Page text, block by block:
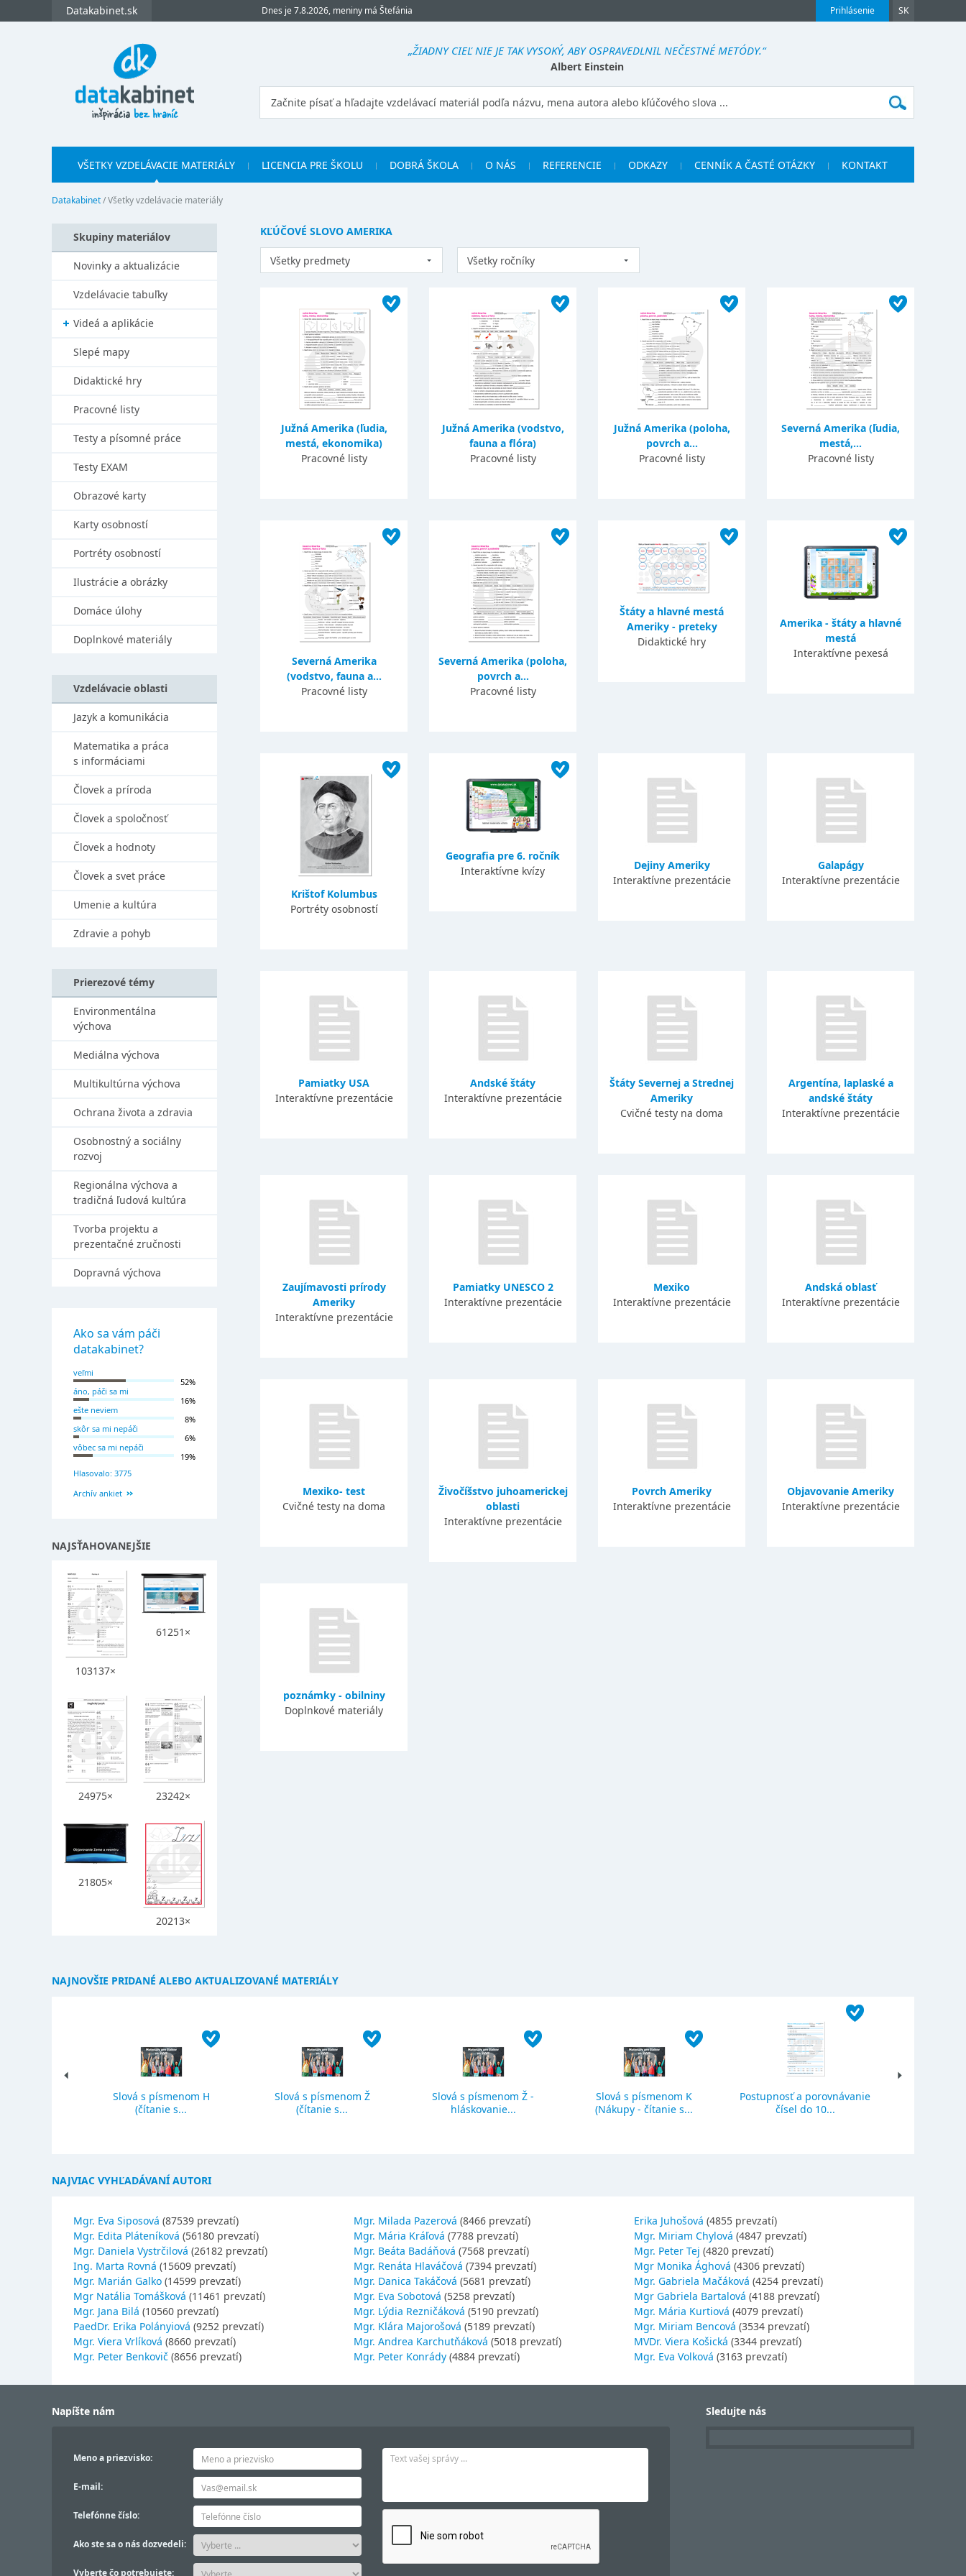
Prihlásenie SK
Datakabinet.sk Dnes je 7.8.2026, meniny má Štefánia
„ŽIADNY CIEĽ NIE JE TAK VYSOKÝ, ABY OSPRAVEDLNIL NEČESTNÉ METÓDY.“
Albert Einstein
VŠETKY VZDELÁVACIE MATERIÁLY LICENCIA PRE ŠKOLU DOBRÁ ŠKOLA O NÁS REFERENCIE ODKAZY CENNÍK A ČASTÉ OTÁZKY KONTAKT
Datakabinet/Všetky vzdelávacie materiály
KĽÚČOVÉ SLOVO AMERIKA
Všetky predmety Všetky ročníky
Južná Amerika (ľudia,
mestá, ekonomika)
Pracovné listy
Južná Amerika (vodstvo,
fauna a flóra)
Pracovné listy
Južná Amerika (poloha,
povrch a...
Pracovné listy
Severná Amerika (ľudia,
mestá,...
Pracovné listy
Severná Amerika
(vodstvo, fauna a...
Pracovné listy
Severná Amerika (poloha,
povrch a...
Pracovné listy
Štáty a hlavné mestá
Ameriky - preteky
Didaktické hry
Amerika - štáty a hlavné
mestá
Interaktívne pexesá
Krištof Kolumbus
Portréty osobností
Geografia pre 6. ročník
Interaktívne kvízy
Dejiny Ameriky
Interaktívne prezentácie
Galapágy
Interaktívne prezentácie
Pamiatky USA
Interaktívne prezentácie
Andské štáty
Interaktívne prezentácie
Štáty Severnej a Strednej
Ameriky
Cvičné testy na doma
Argentína, laplaské a
andské štáty
Interaktívne prezentácie
Zaujímavosti prírody
Ameriky
Interaktívne prezentácie
Pamiatky UNESCO 2
Interaktívne prezentácie
Mexiko
Interaktívne prezentácie
Andská oblasť
Interaktívne prezentácie
Mexiko- test
Cvičné testy na doma
Živočíšstvo juhoamerickej
oblasti
Interaktívne prezentácie
Povrch Ameriky
Interaktívne prezentácie
Objavovanie Ameriky
Interaktívne prezentácie
poznámky - obilniny
Doplnkové materiály
Skupiny materiálov
Novinky a aktualizácie
Vzdelávacie tabuľky
Videá a aplikácie
Slepé mapy
Didaktické hry
Pracovné listy
Testy a písomné práce
Testy EXAM
Obrazové karty
Karty osobností
Portréty osobností
Ilustrácie a obrázky
Domáce úlohy
Doplnkové materiály
Vzdelávacie oblasti
Jazyk a komunikácia
Matematika a práca
s informáciami
Človek a príroda
Človek a spoločnosť
Človek a hodnoty
Človek a svet práce
Umenie a kultúra
Zdravie a pohyb
Prierezové témy
Environmentálna
výchova
Mediálna výchova
Multikultúrna výchova
Ochrana života a zdravia
Osobnostný a sociálny
rozvoj
Regionálna výchova a
tradičná ľudová kultúra
Tvorba projektu a
prezentačné zručnosti
Dopravná výchova
Ako sa vám páči
datakabinet?
veľmi
52%
áno, páči sa mi
16%
ešte neviem
8%
skôr sa mi nepáči
6%
vôbec sa mi nepáči
19%
Hlasovalo: 3775
Archív ankiet
NAJSŤAHOVANEJŠIE
103137×
61251×
24975× 23242×
21805×
20213×
NAJNOVŠIE PRIDANÉ ALEBO AKTUALIZOVANÉ MATERIÁLY
Slová s písmenom H
(čítanie s...
Slová s písmenom Ž
(čítanie s...
Slová s písmenom Ž -
hláskovanie...
Slová s písmenom K
(Nákupy - čítanie s...
Postupnosť a porovnávanie
čísel do 10...
NAJVIAC VYHĽADÁVANÍ AUTORI
Mgr. Eva Siposová (87539 prevzatí)
Mgr. Edita Pláteníková (56180 prevzatí)
Mgr. Daniela Vystrčilová (26182 prevzatí)
Ing. Marta Rovná (15609 prevzatí)
Mgr. Marián Galko (14599 prevzatí)
Mgr Natália Tomášková (11461 prevzatí)
Mgr. Jana Bilá (10560 prevzatí)
PaedDr. Erika Polányiová (9252 prevzatí)
Mgr. Viera Vrlíková (8660 prevzatí)
Mgr. Peter Benkovič (8656 prevzatí)
Mgr. Milada Pazerová (8466 prevzatí)
Mgr. Mária Kráľová (7788 prevzatí)
Mgr. Beáta Badáňová (7568 prevzatí)
Mgr. Renáta Hlaváčová (7394 prevzatí)
Mgr. Danica Takáčová (5681 prevzatí)
Mgr. Eva Sobotová (5258 prevzatí)
Mgr. Lýdia Rezničáková (5190 prevzatí)
Mgr. Klára Majorošová (5189 prevzatí)
Mgr. Andrea Karchutňáková (5018 prevzatí)
Mgr. Peter Konrády (4884 prevzatí)
Erika Juhošová (4855 prevzatí)
Mgr. Miriam Chylová (4847 prevzatí)
Mgr. Peter Tej (4820 prevzatí)
Mgr Monika Ághová (4306 prevzatí)
Mgr. Gabriela Mačáková (4254 prevzatí)
Mgr Gabriela Bartalová (4188 prevzatí)
Mgr. Mária Kurtiová (4079 prevzatí)
Mgr. Miriam Bencová (3534 prevzatí)
MVDr. Viera Košická (3344 prevzatí)
Mgr. Eva Volková (3163 prevzatí)
Napíšte nám
Meno a priezvisko:
E-mail:
Telefónne číslo:
Ako ste sa o nás dozvedeli:
Vyberte čo potrebujete:
Sledujte nás